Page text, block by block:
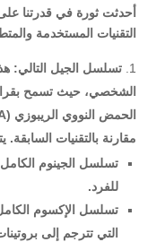
أحدثت ثورة في قدرتنا
التقنيات المستخدمة
تسلسل الجيل التالي:
الشخصي، حيث تسمح
الحمض النووي الريبوزي (RNA)
مقارنة بالتقنيات
تسلسل الجينوم
للفرد.
تسلسل الإكسوم
التي تترجم إلى